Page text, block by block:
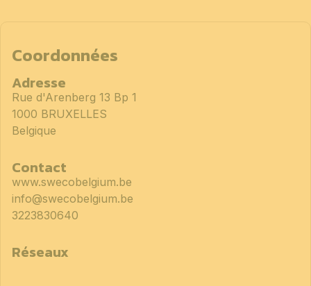
Coordonnées
Adresse
Rue d'Arenberg 13 Bp 1
1000 BRUXELLES
Belgique
Contact
www.swecobelgium.be
info@swecobelgium.be
3223830640
Réseaux